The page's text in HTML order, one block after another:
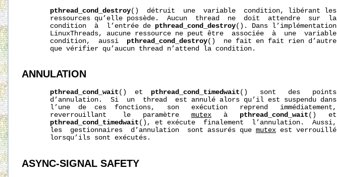
pthread_cond_destroy()  détruit  une  variable  condition, libérant les
       ressources qu’elle possède.  Aucun  thread  ne  doit  attendre  sur  la
       condition  à  l’entrée de
pthread_cond_destroy(). Dans l’implémentation
       LinuxThreads, aucune ressource ne peut être  associée  à  une  variable
       condition,  aussi
pthread_cond_destroy()  ne fait en fait rien d’autre
       que vérifier qu’aucun thread n’attend la condition.
ANNULATION
pthread_cond_wait ()  et pthread_cond_timedwait ()   sont   des   points
       d’annulation.  Si  un  thread  est annulé alors qu’il est suspendu dans
       l’une  de  ces  fonctions,   son   exécution   reprend   immédiatement,
       reverrouillant    le   paramètre
mutex
   à
pthread_cond_wait ()   et
pthread_cond_timedwait (), et exécute  finalement  l’annulation.  Aussi,
       les  gestionnaires  d’annulation  sont assurés que
mutex est verrouillé
       lorsqu’ils sont exécutés.
ASYNC-SIGNAL SAFETY